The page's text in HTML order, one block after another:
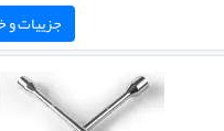
جزییات و